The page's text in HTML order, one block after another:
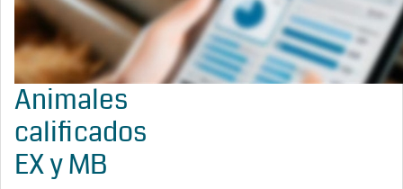
Animales
calificados
EX y MB